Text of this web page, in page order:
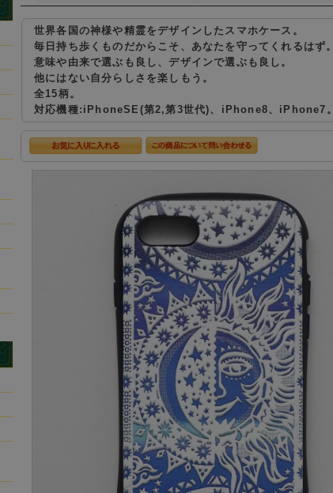
世界各国の神様や精霊をデザインしたスマホケース。
毎日持ち歩くものだからこそ、あなたを守ってくれるはず。
意味や由来で選ぶも良し、デザインで選ぶも良し。
他にはない自分らしさを楽しもう。
全15柄。
対応機種:iPhoneSE(第2,第3世代)、iPhone8、iPhone7。